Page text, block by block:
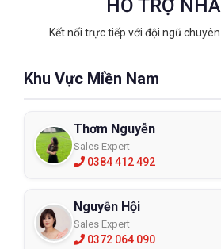
HỖ TRỢ
Kết nối trực tiếp với đội ngũ
Khu Vực Miền Nam
Thơm Nguyễn
Sales Expert
0384 412 492
Nguyễn Hội
Sales Expert
0372 064 090